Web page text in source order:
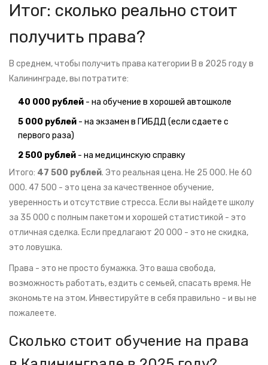
Итог: сколько реально стоит
получить права?
В среднем, чтобы получить права категории B в 2025 году в
Калининграде, вы потратите:
40 000 рублей - на обучение в хорошей автошколе
5 000 рублей - на экзамен в ГИБДД (если сдаете с
первого раза)
2 500 рублей - на медицинскую справку
Итого: 47 500 рублей. Это реальная цена. Не 25 000. Не 60
000. 47 500 - это цена за качественное обучение,
уверенность и отсутствие стресса. Если вы найдете школу
за 35 000 с полным пакетом и хорошей статистикой - это
отличная сделка. Если предлагают 20 000 - это не скидка,
это ловушка.
Права - это не просто бумажка. Это ваша свобода,
возможность работать, ездить с семьей, спасать время. Не
экономьте на этом. Инвестируйте в себя правильно - и вы не
пожалеете.
Сколько стоит обучение на права